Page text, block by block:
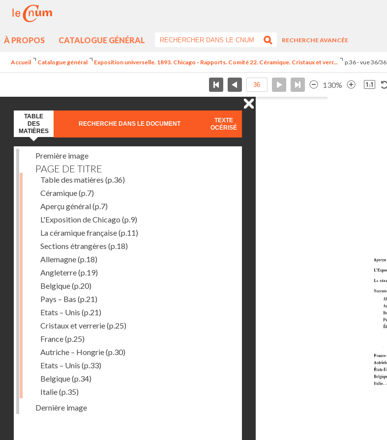
À PROPOS CATALOGUE GÉNÉRAL
RECHERCHE AVANCÉE
Accueil Catalogue général Exposition universelle. 1893. Chicago - Rapports. Comité 22. Céramique. Cristaux et verr... p.36 - vue 36/36
130%
TABLE
DES
MATIÈRES
RECHERCHE DANS LE DOCUMENT
TEXTE
OCÉRISÉ
Première image
PAGE DE TITRE
Table des matières (p.36)
Céramique(p.7)
Aperçu général(p.7)
L'Exposition de Chicago (p.9)
La céramique française(p.11)
Sections étrangères (p.18)
Allemagne(p.18)
Angleterre(p.19)
Belgique(p.20)
Pays – Bas (p.21)
Etats – Unis (p.21)
Cristaux et verrerie(p.25)
France(p.25)
Autriche – Hongrie(p.30)
Etats – Unis (p.33)
Belgique(p.34)
Italie(p.35)
Dernière image